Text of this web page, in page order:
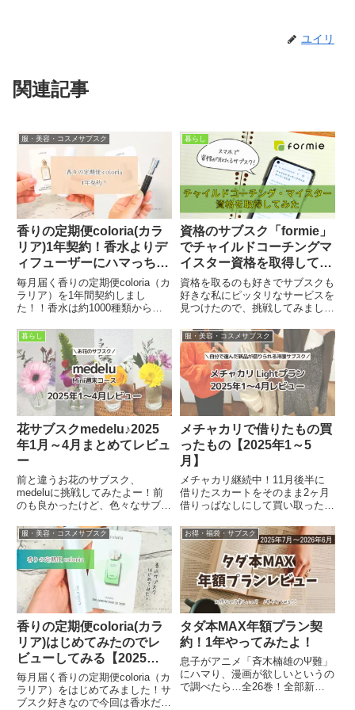
ユイリ
関連記事
服・美容・コスメサブスク
香りの定期便coloria(カラ
リア)1年契約！香水よりデ
ィフューザーにハマっちゃ
ったな
毎月届く香りの定期便coloria（カ
ラリア）を1年間契約しまし
た！！香水は約1000種類から選
なものも有）香水以外の香りアイ
テムも♪（※別途送料がかかるも
のも有）※紹介コードお探しの方
は【F-vvRxjCJR...
暮らし
資格のサブスク「formie」
でチャイルドコーチングマ
イスター資格を取得してみ
た。
資格を取るのも好きでサブスクも
好きな私にピッタリなサービスを
見つけたので、挑戦してみまし
スマホで資格が取れ
る"formie（フォーミ―）"スマホ
で手軽に資格が取得できるサブス
ク！！勉強も試験もスマホだけで
完結し...
暮らし
花サブスクmedelu♪2025
年1月～4月まとめてレビュ
ー
前と違うお花のサブスク、
medeluに挑戦してみたよー！前
のも良かったけど、色々なサブス
週698円のコースです。お届けは
平日と週末で選べて、週末にして
みました。Miniコースだと栄養剤
なしなのですが、まぁ家...
服・美容・コスメサブスク
メチャカリで借りたもの買
ったもの【2025年1～5
月】
メチャカリ継続中！11月後半に
借りたスカートをそのまま2ヶ月
借りっぱなしにして買い取ったの
りられるようになりました！今回
は1～4月分を一気にここで記録
しておきます。前回の記事／メチ
ャカリはじめて使ってみたレビ
ュ...
服・美容・コスメサブスク
香りの定期便coloria(カラ
リア)はじめてみたのでレ
ビューしてみる【2025年4
月】
毎月届く香りの定期便coloria（カ
ラリア）をはじめてみました！サ
ブスク好きなので今回は香水だ～
お得・福袋・サブスク
タダ本MAX年額プラン契
約！1年やってみたよ！
息子がアニメ「斉木楠雄のΨ難」
にハマり、漫画が欲しいというの
で調べたら…全26巻！全部新品